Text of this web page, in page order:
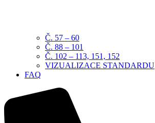
Č. 57 – 60
Č. 88 – 101
Č. 102 – 113, 151, 152
VIZUALIZACE STANDARDU
FAQ